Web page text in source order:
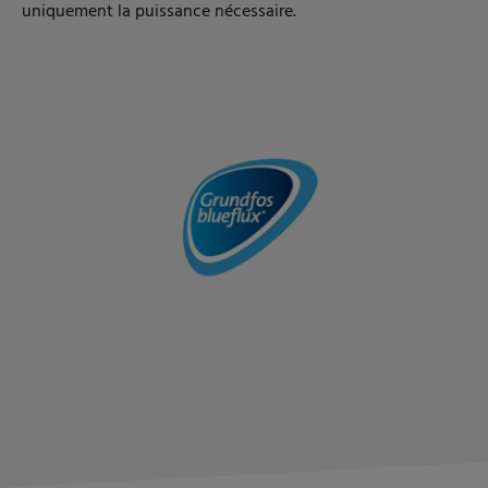
uniquement la puissance nécessaire.